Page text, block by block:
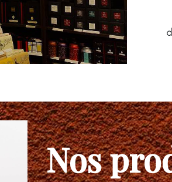
des cookies
Nos